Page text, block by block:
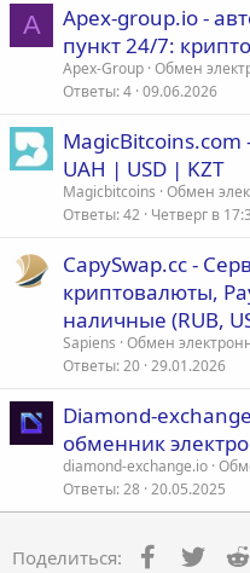
A
Apex-group.io -
пункт 24/7:
Apex-Group Обмен
Ответы 4 09.06.2026
MagicBitcoins.com
UAH | USD | KZT
Magicbitcoins Обмен
Ответы 42 Четверг в
CapySwap.cc -
криптовалюты,
наличные (RUB,
Sapiens Обмен
Ответы 20 29.01.2026
Diamond-
обменник
diamond-exchange.io
Ответы 28 20.05.2025
Поделиться: Facebook